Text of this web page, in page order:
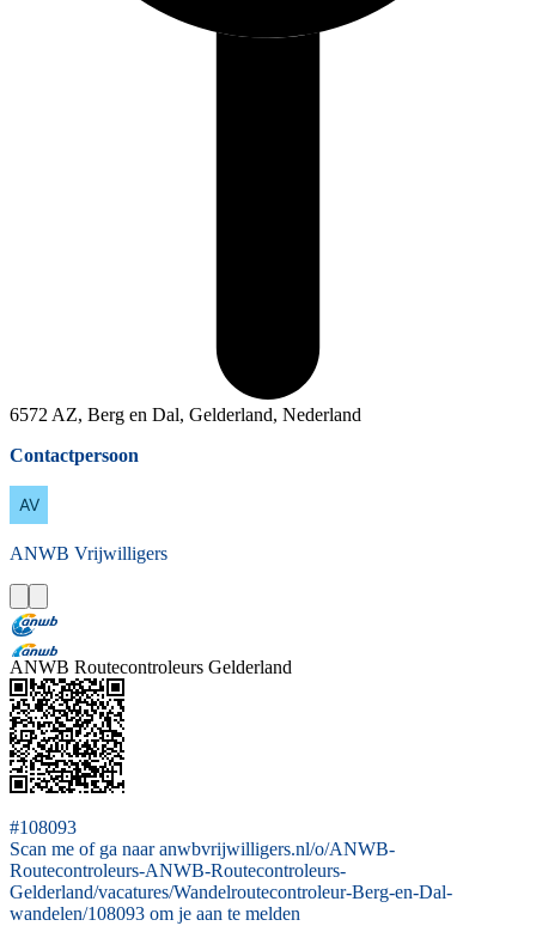
6572 AZ, Berg en Dal, Gelderland, Nederland
Contactpersoon
ANWB Vrijwilligers
ANWB Routecontroleurs Gelderland
#108093
Scan me of ga naar anwbvrijwilligers.nl/o/ANWB-
Routecontroleurs-ANWB-Routecontroleurs-
Gelderland/vacatures/Wandelroutecontroleur-Berg-en-Dal-
wandelen/108093 om je aan te melden